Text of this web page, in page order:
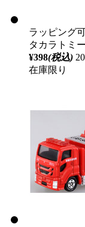
ラッピング
タカラトミー
¥398(税込)
在庫限り